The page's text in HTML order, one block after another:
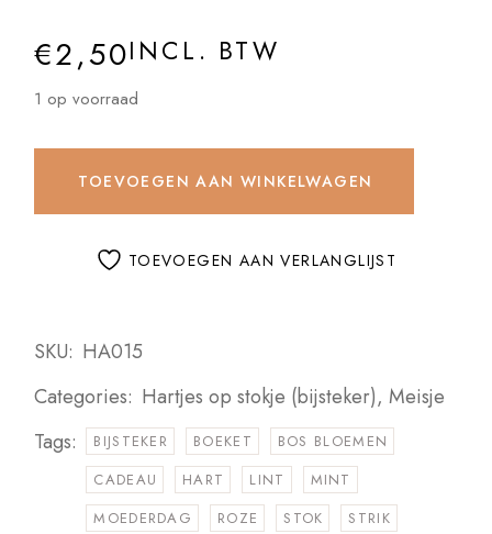
€2,50INCL. BTW
1 op voorraad
TOEVOEGEN AAN WINKELWAGEN
TOEVOEGEN AAN VERLANGLIJST
SKU: HA015
Categories: Hartjes op stokje (bijsteker),Meisje
Tags:
BIJSTEKER BOEKET
BOS BLOEMEN
CADEAU
HART LINT
MINT
MOEDERDAG
ROZE STOK
STRIK